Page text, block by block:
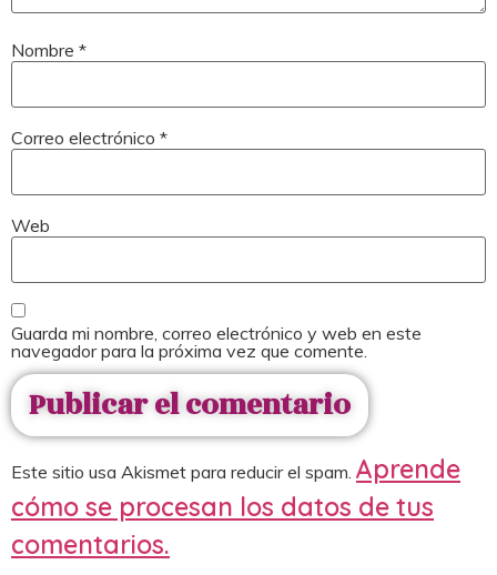
Nombre *
Correo electrónico *
Web
Guarda mi nombre, correo electrónico y web en este
navegador para la próxima vez que comente.
Este sitio usa Akismet para reducir el spam. Aprende
cómo se procesan los datos de tus
comentarios.